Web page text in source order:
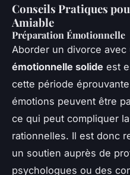
Conseils Pratiques
Amiable
Préparation Émotionnelle
Aborder un divorce avec
émotionnelle solide est
cette période
émotions peuvent être
ce qui peut compliquer
rationnelles. Il est donc
un soutien auprès de
psychologues ou des